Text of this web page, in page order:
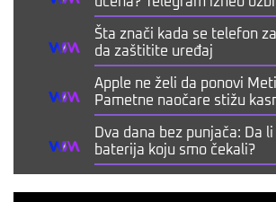
Šta znači kada se telefon
da zaštitite uređaj
Apple ne želi da ponovi
Pametne naočare stižu
Dva dana bez punjača: Da
baterija koju smo čekali?